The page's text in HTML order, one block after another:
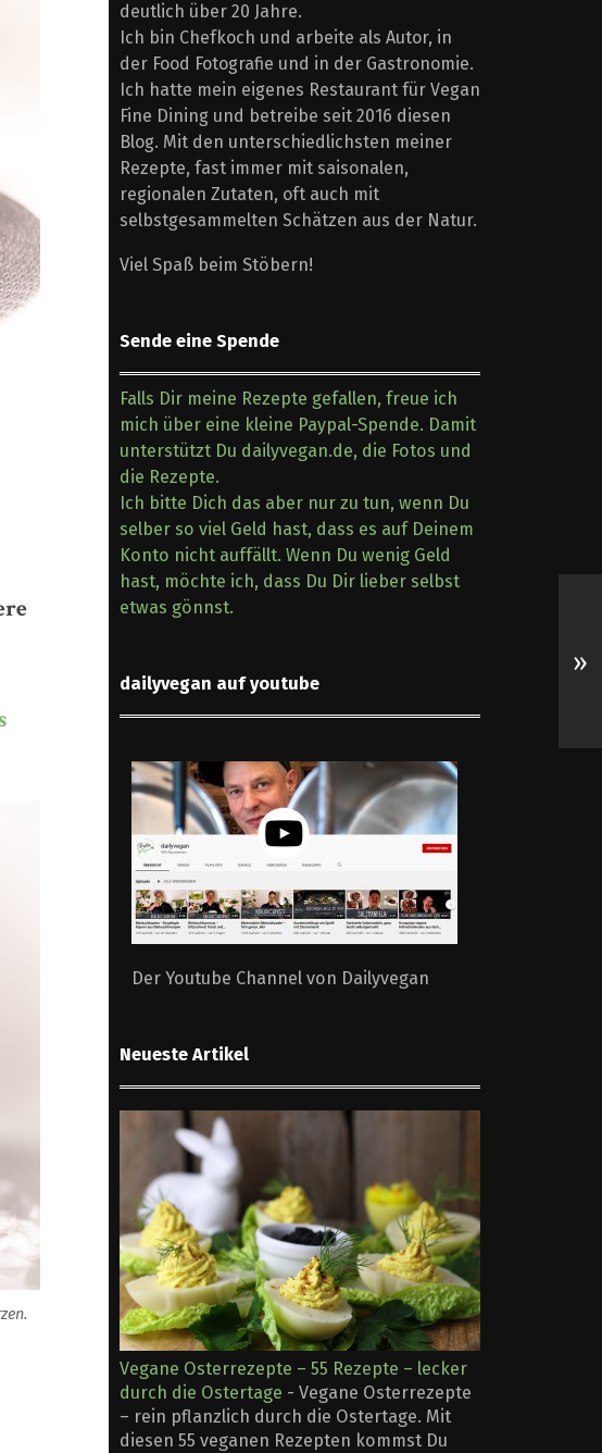
»
deutlich über 20 Jahre.
Ich bin Chefkoch und arbeite als Autor, in
der Food Fotografie und in der Gastronomie.
Ich hatte mein eigenes Restaurant für Vegan
Fine Dining und betreibe seit 2016 diesen
Blog. Mit den unterschiedlichsten meiner
Rezepte, fast immer mit saisonalen,
regionalen Zutaten, oft auch mit
selbstgesammelten Schätzen aus der Natur.
Viel Spaß beim Stöbern!
Sende eine Spende
Falls Dir meine Rezepte gefallen, freue ich
mich über eine kleine Paypal-Spende. Damit
unterstützt Du dailyvegan.de, die Fotos und
die Rezepte.
Ich bitte Dich das aber nur zu tun, wenn Du
selber so viel Geld hast, dass es auf Deinem
Konto nicht auffällt. Wenn Du wenig Geld
hast, möchte ich, dass Du Dir lieber selbst
etwas gönnst.
dailyvegan auf youtube
Der Youtube Channel von Dailyvegan
Neueste Artikel
Vegane Osterrezepte – 55 Rezepte – lecker
durch die Ostertage - Vegane Osterrezepte
– rein pflanzlich durch die Ostertage. Mit
diesen 55 veganen Rezepten kommst Du